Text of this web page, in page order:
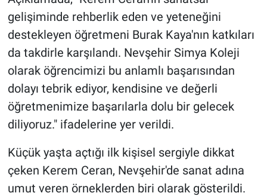
gelişiminde rehberlik eden ve yeteneğini
destekleyen öğretmeni Burak Kaya'nın katkıları
da takdirle karşılandı. Nevşehir Simya Koleji
olarak öğrencimizi bu anlamlı başarısından
dolayı tebrik ediyor, kendisine ve değerli
öğretmenimize başarılarla dolu bir gelecek
diliyoruz." ifadelerine yer verildi.
Küçük yaşta açtığı ilk kişisel sergiyle dikkat
çeken Kerem Ceran, Nevşehir'de sanat adına
umut veren örneklerden biri olarak gösterildi.